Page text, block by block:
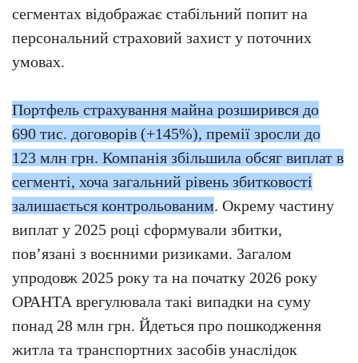
сегментах відображає стабільний попит на
персональний страховий захист у поточних
умовах.
Портфель страхування майна розширився до
690 тис. договорів (+145%), премії зросли до
123 млн грн. Компанія збільшила обсяг виплат в
сегменті, хоча загальний рівень збитковості
залишається контрольованим. Окрему частину
виплат у 2025 році сформували збитки,
пов’язані з воєнними ризиками. Загалом
упродовж 2025 року та на початку 2026 року
ОРАНТА врегулювала такі випадки на суму
понад 28 млн грн. Йдеться про пошкодження
житла та транспортних засобів унаслідок